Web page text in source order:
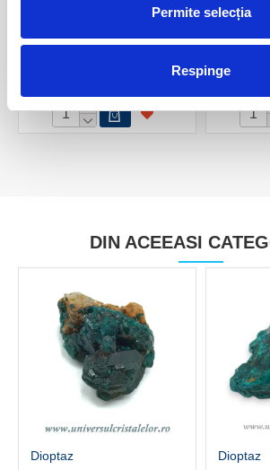
Permite selecția
Respinge
DIN ACEEASI
Dioptaz Dioptaz